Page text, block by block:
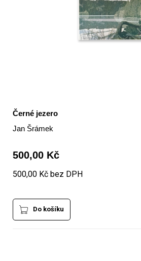
Černé jezero
Jan Šrámek
500,00 Kč
500,00 Kč bez DPH
Do košíku